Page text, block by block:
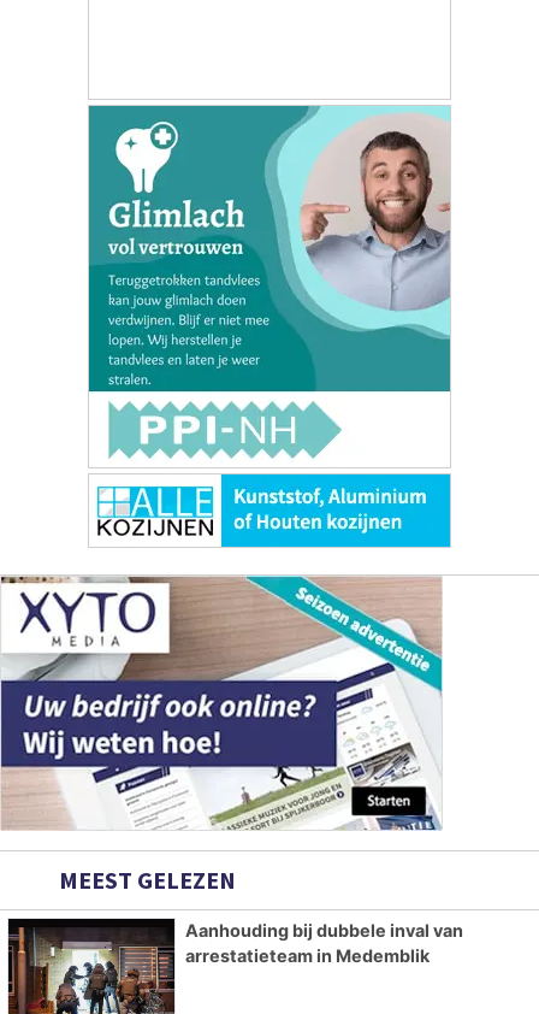
MEEST GELEZEN
Aanhouding bij dubbele inval van
arrestatieteam in Medemblik